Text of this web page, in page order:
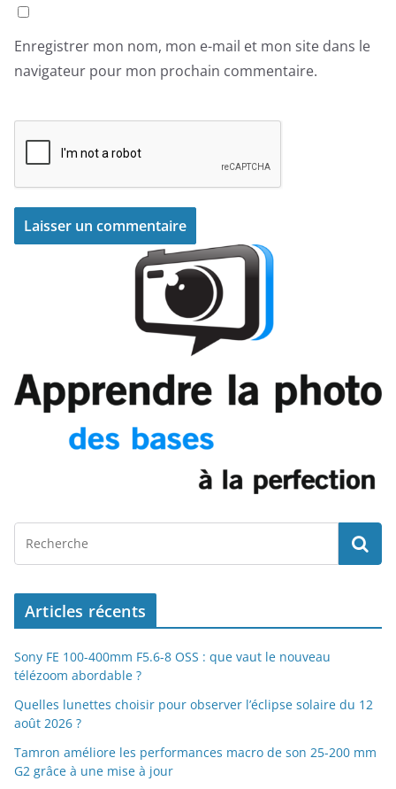
Enregistrer mon nom, mon e-mail et mon site dans le
navigateur pour mon prochain commentaire.
Articles récents
Sony FE 100-400mm F5.6-8 OSS : que vaut le nouveau
télézoom abordable ?
Quelles lunettes choisir pour observer l’éclipse solaire du 12
août 2026 ?
Tamron améliore les performances macro de son 25-200 mm
G2 grâce à une mise à jour